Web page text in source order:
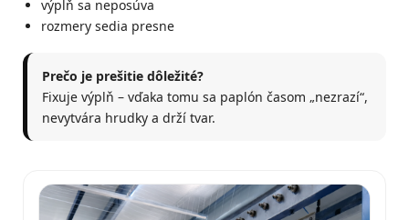
výplň sa neposúva
rozmery sedia presne
Prečo je prešitie dôležité?
Fixuje výplň – vďaka tomu sa paplón časom „nezrazí“,
nevytvára hrudky a drží tvar.